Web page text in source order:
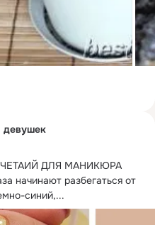
ДЛЯ МАНИКЮРА
начинают разбегаться от
синий,...